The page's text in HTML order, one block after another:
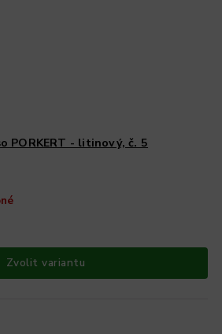
PORKERT - litinový, č. 5
Zvolit variantu